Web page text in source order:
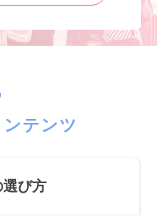
テンツ
び方